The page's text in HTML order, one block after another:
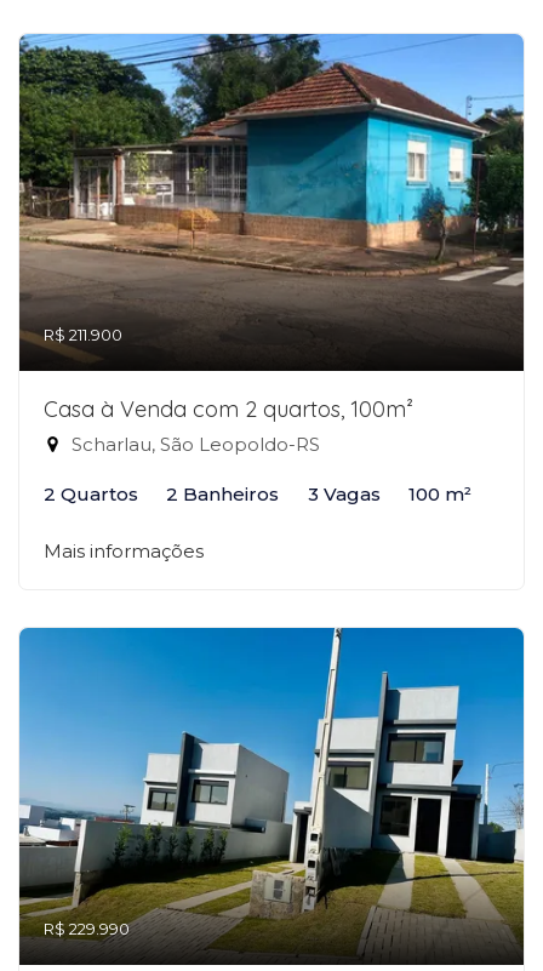
R$ 211.900
Casa à Venda com 2 quartos, 100m²
Scharlau, São Leopoldo-RS
2 Quartos 2 Banheiros 3 Vagas 100 m²
Mais informações
R$ 229.990